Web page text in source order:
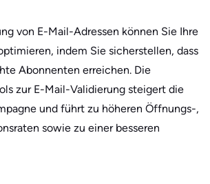
von E-Mail-Adressen können Sie Ihre
indem Sie sicherstellen, dass
Abonnenten erreichen. Die
zur E-Mail-Validierung steigert die
und führt zu höheren Öffnungs-,
sowie zu einer besseren